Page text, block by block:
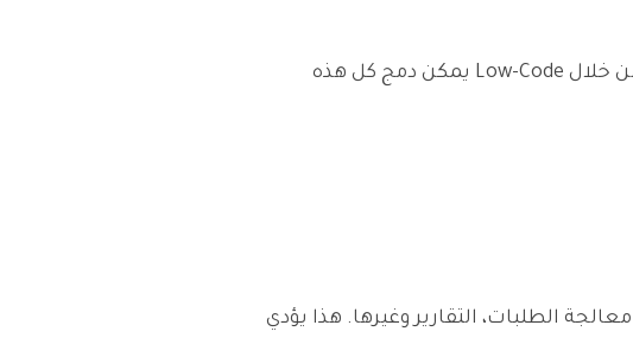
المنشآت عادة تستخدم أنظمة متفرقة لإدارة المهام، العمليات المالية، الموارد البشرية، الدعم الفني وغيرها. من خلال Low-Code يمكن دمج كل هذه
الطلبات، التقارير وغيرها. هذا يؤدي